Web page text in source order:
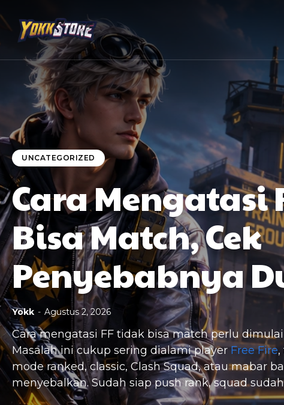
UNCATEGORIZED
Cara Mengatasi
Bisa Match, Cek
Penyebabnya
Yokk - Agustus 2, 2026
Cara mengatasi FF tidak bisa match perlu
Masalah ini cukup sering dialami playerFree Fire
mode ranked, classic, Clash Squad, atau mabar
menyebalkan. Sudah siap push rank, squad